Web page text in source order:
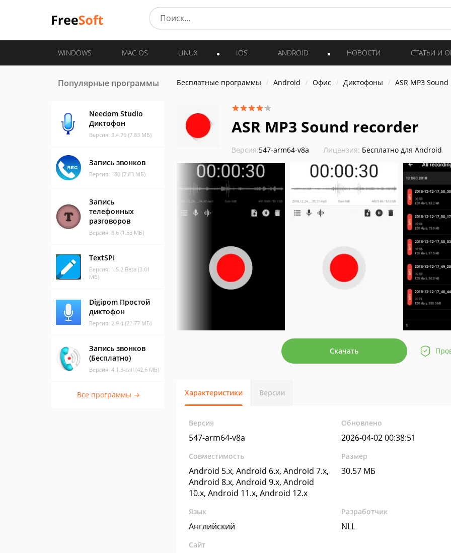
WINDOWS MAC OS LINUX IOS ANDROID НОВОСТИ СТАТЬИ И
Популярные программы
Needom Studio
Диктофон
Версия: 3.4.76 (7.83 МБ)
Запись звонков
Версия: 180 (7.83 МБ)
Запись
телефонных
разговоров
Версия: 8.6 (1.53 МБ)
TextSPI
Версия: 1.5.2 Beta (3.01
МБ)
Digipom Простой
диктофон
Версия: 2.9.4 (22.77 МБ)
Запись звонков
(Бесплатно)
Версия: 4.1.3-call (42.6 МБ)
Все программы →
Бесплатные программы Android Офис Диктофоны ASR MP3
ASR MP3 Sound recorder
Версия:547-arm64-v8a Лицензия: Бесплатно для Android
Скачать
Характеристики Версии
Версия
547-arm64-v8a
Обновлено
2026-04-02 00:38:51
Совместимость
Android 5.x, Android 6.x, Android 7.x,
Android 8.x, Android 9.x, Android
10.x, Android 11.x, Android 12.x
Размер
30.57 МБ
Язык
Английский
Разработчик
NLL
Сайт